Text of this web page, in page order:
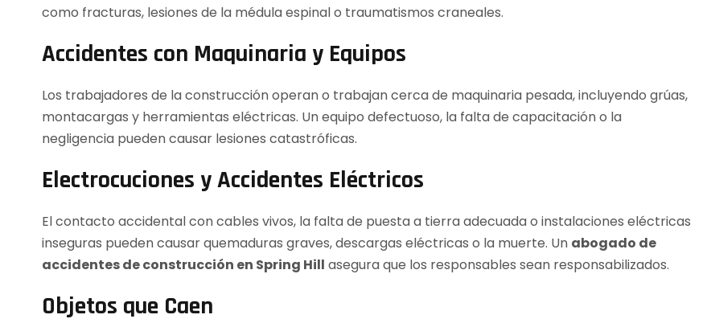
como fracturas, lesiones de la médula espinal o traumatismos craneales.
Accidentes con Maquinaria y Equipos
Los trabajadores de la construcción operan o trabajan cerca de maquinaria pesada, incluyendo grúas,
montacargas y herramientas eléctricas. Un equipo defectuoso, la falta de capacitación o la
negligencia pueden causar lesiones catastróficas.
Electrocuciones y Accidentes Eléctricos
El contacto accidental con cables vivos, la falta de puesta a tierra adecuada o instalaciones eléctricas
inseguras pueden causar quemaduras graves, descargas eléctricas o la muerte. Un abogado de
accidentes de construcción en Spring Hill asegura que los responsables sean responsabilizados.
Objetos que Caen